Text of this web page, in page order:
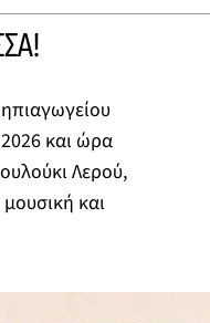
και ώρα
Λερού,
και